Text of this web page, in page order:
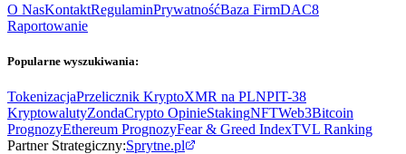
O NasKontaktRegulaminPrywatnośćBaza FirmDAC8
Raportowanie
Popularne wyszukiwania:
TokenizacjaPrzelicznik KryptoXMR na PLNPIT-38
KryptowalutyZondaCrypto OpinieStakingNFTWeb3Bitcoin
PrognozyEthereum PrognozyFear & Greed IndexTVL Ranking
Partner Strategiczny:Sprytne.pl